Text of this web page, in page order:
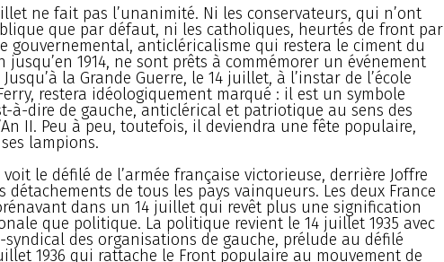
ne fait pas l’unanimité. Ni les conservateurs, qui n’ont
que par défaut, ni les catholiques, heurtés de front par
gouvernemental, anticléricalisme qui restera le ciment du
1914, ne sont prêts à commémorer un événement
la Grande Guerre, le 14 juillet, à l’instar de l’école
restera idéologiquement marqué : il est un symbole
à-dire de gauche, anticlérical et patriotique au sens des
II. Peu à peu, toutefois, il deviendra une fête populaire,
lampions.
voit le défilé de l’armée française victorieuse, derrière Joffre
détachements de tous les pays vainqueurs. Les deux France
dans un 14 juillet qui revêt plus une signification
que politique. La politique revient le 14 juillet 1935 avec
des organisations de gauche, prélude au défilé
1936 qui rattache le Front populaire au mouvement de